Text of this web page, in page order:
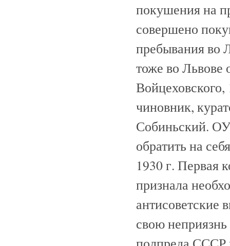
покушения на
совершено
пребывания во
тоже во Львове
чиновник,
Собиньский.
обратить на
1930 г. Первая
признала
антисоветские
свою